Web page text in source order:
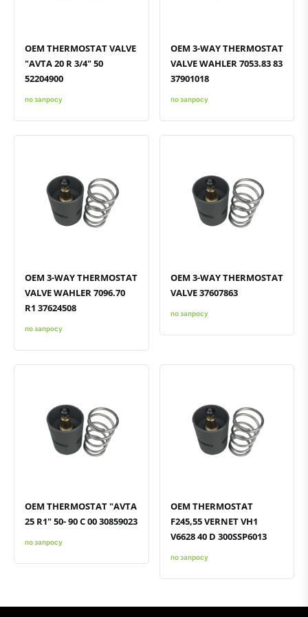
OEM THERMOSTAT VALVE
"AVTA 20 R 3/4" 50
52204900
по запросу
OEM 3-WAY THERMOSTAT
VALVE WAHLER 7053.83 83
37901018
по запросу
Быстрый просмотрДобавить к сравнению
Добавить в избранное
OEM 3-WAY THERMOSTAT
VALVE WAHLER 7096.70
R1 37624508
по запросу
Быстрый просмотрДобавить к сравнению
Добавить в избранное
OEM 3-WAY THERMOSTAT
VALVE 37607863
по запросу
Быстрый просмотрДобавить к сравнению
Добавить в избранное
OEM THERMOSTAT "AVTA
25 R1" 50- 90 C 00 30859023
по запросу
Быстрый просмотрДобавить к сравнению
Добавить в избранное
OEM THERMOSTAT
F245,55 VERNET VH1
V6628 40 D 300SSP6013
по запросу